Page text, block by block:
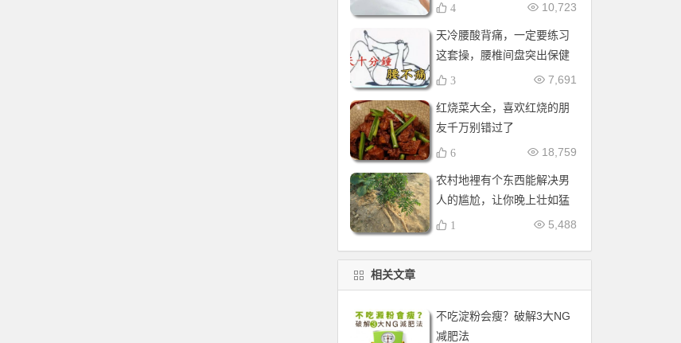
10,723
4
天冷腰酸背痛，一定要练习
这套操，腰椎间盘突出保健
操，全套收好！每天十分钟
7,691
3
红烧菜大全，喜欢红烧的朋
友千万别错过了
18,759
6
农村地裡有个东西能解决男
人的尴尬，让你晚上壮如猛
牛床受不了
5,488
1
相关文章
不吃淀粉会瘦？破解3大NG
减肥法